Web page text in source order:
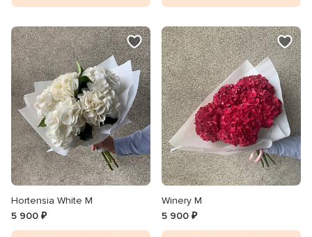
Hortensia White M
5 900 ₽
Winery M
5 900 ₽